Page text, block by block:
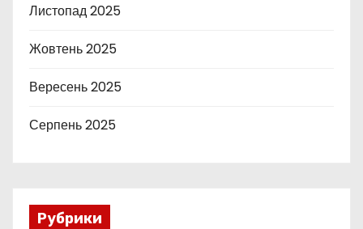
Листопад 2025
Жовтень 2025
Вересень 2025
Серпень 2025
Рубрики